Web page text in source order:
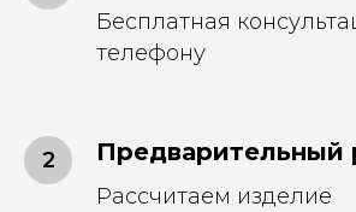
Бесплатная
телефону
Предварительный
Рассчитаем изделие